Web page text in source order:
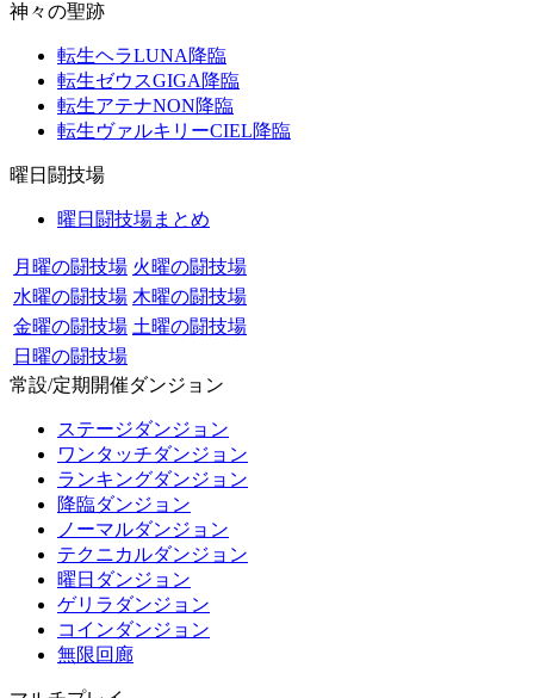
神々の聖跡
転生ヘラLUNA降臨
転生ゼウスGIGA降臨
転生アテナNON降臨
転生ヴァルキリーCIEL降臨
曜日闘技場
曜日闘技場まとめ
月曜の闘技場 火曜の闘技場
水曜の闘技場 木曜の闘技場
金曜の闘技場 土曜の闘技場
日曜の闘技場
常設/定期開催ダンジョン
ステージダンジョン
ワンタッチダンジョン
ランキングダンジョン
降臨ダンジョン
ノーマルダンジョン
テクニカルダンジョン
曜日ダンジョン
ゲリラダンジョン
コインダンジョン
無限回廊